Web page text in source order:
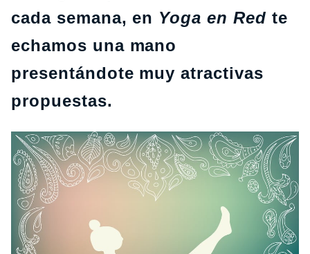
cada semana, en Yoga en Red te
echamos una mano
presentándote muy atractivas
propuestas.